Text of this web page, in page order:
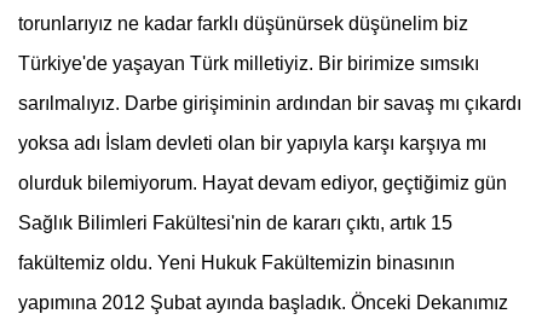
torunlarıyız ne kadar farklı düşünürsek düşünelim biz
Türkiye'de yaşayan Türk milletiyiz. Bir birimize sımsıkı
sarılmalıyız. Darbe girişiminin ardından bir savaş mı çıkardı
yoksa adı İslam devleti olan bir yapıyla karşı karşıya mı
olurduk bilemiyorum. Hayat devam ediyor, geçtiğimiz gün
Sağlık Bilimleri Fakültesi'nin de kararı çıktı, artık 15
fakültemiz oldu. Yeni Hukuk Fakültemizin binasının
yapımına 2012 Şubat ayında başladık. Önceki Dekanımız